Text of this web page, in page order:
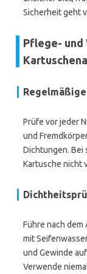
Sicherheit geht
Pflege-
Prüfe vor jeder
und
Dichtungen. Bei
Kartusche nicht
Führe nach
mit
und Gewinde
Verwende